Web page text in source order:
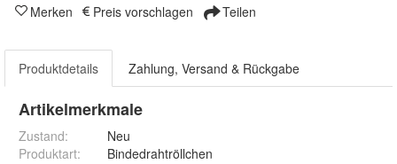
Merken Preis vorschlagen Teilen
Produktdetails Zahlung, Versand & Rückgabe
Artikelmerkmale
Zustand:
Neu
Produktart: Bindedrahtröllchen